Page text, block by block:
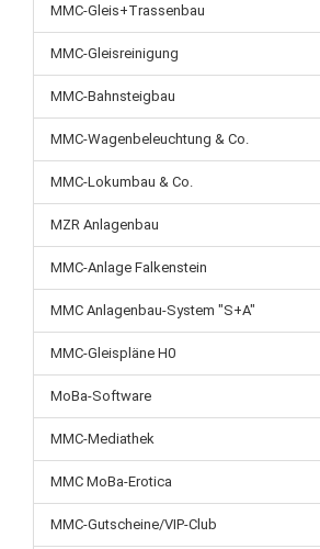
MMC-Gleis+Trassenbau
MMC-Gleisreinigung
MMC-Bahnsteigbau
MMC-Wagenbeleuchtung & Co.
MMC-Lokumbau & Co.
MZR Anlagenbau
MMC-Anlage Falkenstein
MMC Anlagenbau-System "S+A"
MMC-Gleispläne H0
MoBa-Software
MMC-Mediathek
MMC MoBa-Erotica
MMC-Gutscheine/VIP-Club